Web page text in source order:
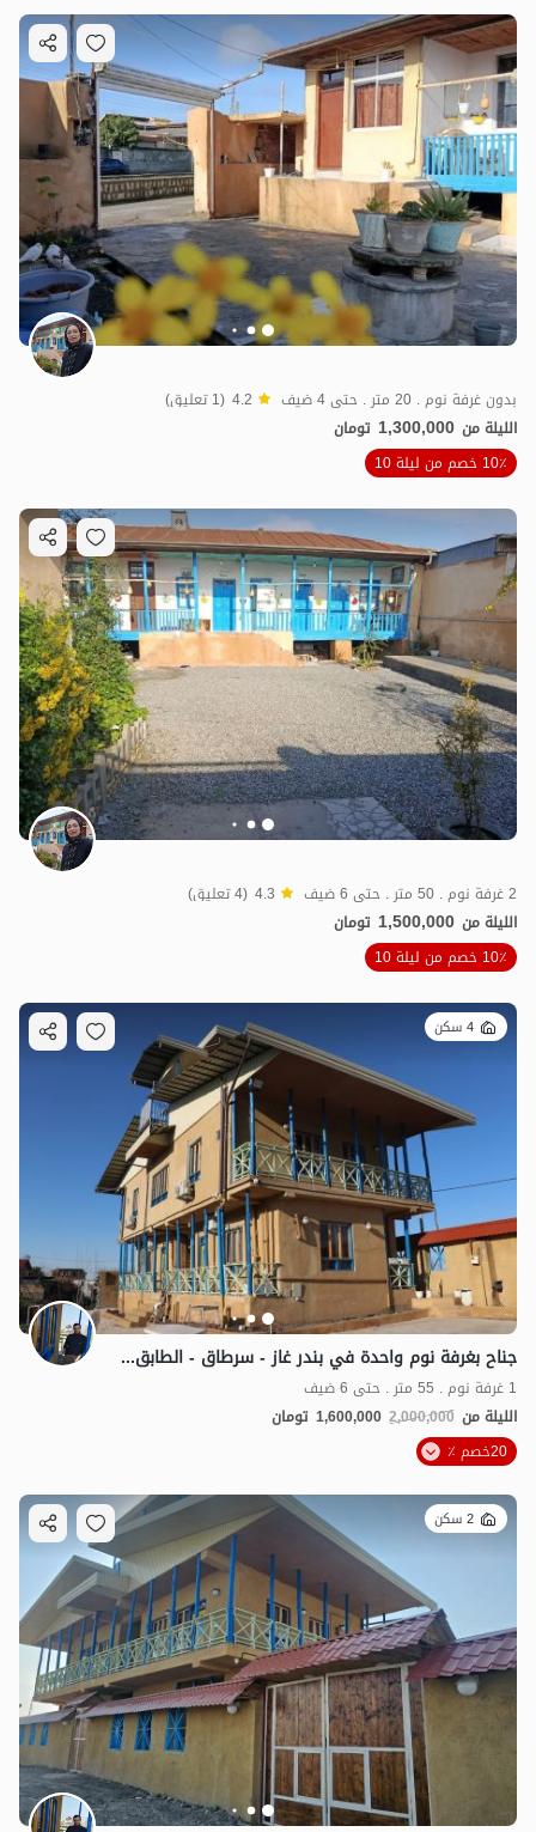
بدون غرفة نوم . 20 متر . حتى 4 ضيف 4.2 (1 تعليق)
الليلة من 1,300,000 تومان
10٪ خصم من ليلة 10
2 غرفة نوم . 50 متر . حتى 6 ضيف 4.3 (4 تعليق)
الليلة من 1,500,000 تومان
10٪ خصم من ليلة 10
4 سكن
جناح بغرفة نوم واحدة في بندر غاز - سرطاق - الطابق الثاني
1 غرفة نوم . 55 متر . حتى 6 ضيف
الليلة من 2,000,000
1,600,000 تومان
20خصم ٪
2 سكن